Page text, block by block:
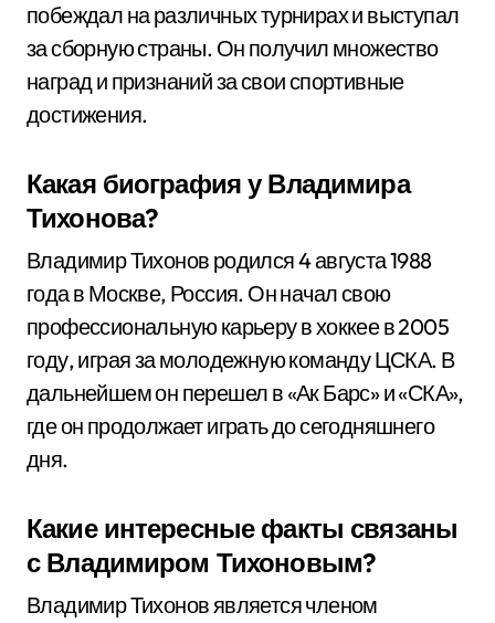
побеждал на различных турнирах и выступал
за сборную страны. Он получил множество
наград и признаний за свои спортивные
достижения.
Какая биография у Владимира
Тихонова?
Владимир Тихонов родился 4 августа 1988
года в Москве, Россия. Он начал свою
профессиональную карьеру в хоккее в 2005
году, играя за молодежную команду ЦСКА. В
дальнейшем он перешел в «Ак Барс» и «СКА»,
где он продолжает играть до сегодняшнего
дня.
Какие интересные факты связаны
с Владимиром Тихоновым?
Владимир Тихонов является членом